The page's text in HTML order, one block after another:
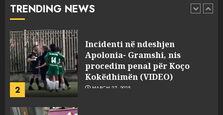
TRENDING NEWS
2 MARCH 27, 2025
3
FOTO/ Persona të maskuar
sulmuan “One Albania”,
ngjarja u fsheh. A u vodhën
serverat?
MARCH 25, 2025